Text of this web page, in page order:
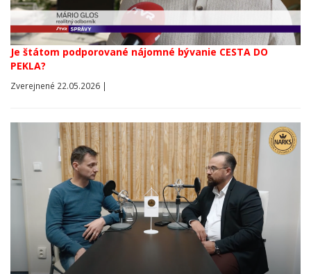
Je štátom podporované nájomné bývanie CESTA DO
PEKLA?
Zverejnené 22.05.2026 |